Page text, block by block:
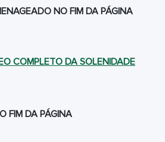
NO FIM DA PÁGINA
COMPLETO DA SOLENIDADE
FIM DA PÁGINA